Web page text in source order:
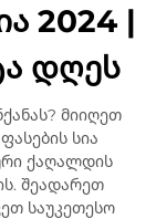
2024 |
დღეს
მიიღეთ
სია
ქაღალდის
შეადარეთ
საუკეთესო